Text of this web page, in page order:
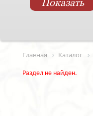
Главная Каталог
Раздел не найден.